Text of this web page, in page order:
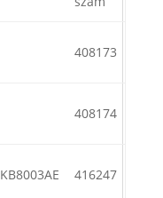
408173
408174
KB8003AE 416247